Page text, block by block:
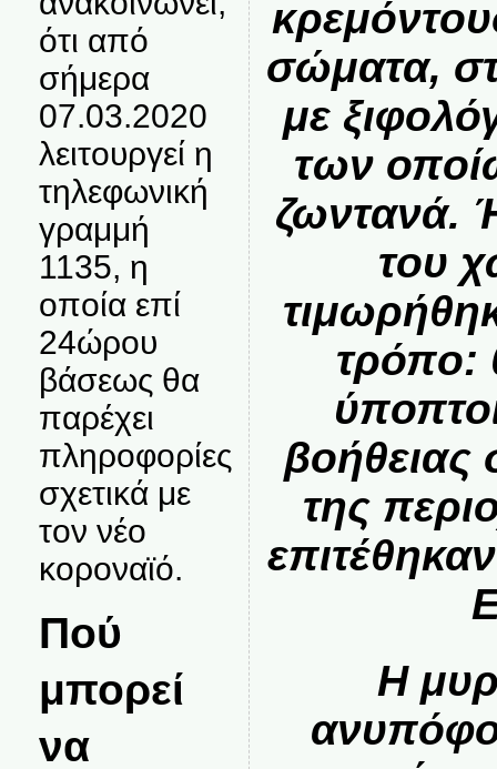
ότι από
σήμερα
07.03.2020
λειτουργεί η
τηλεφωνική
γραμμή
1135, η
οποία επί
24ώρου
βάσεως θα
παρέχει
πληροφορίες
σχετικά με
τον νέο
κοροναϊό.
Πού
μπορεί
να
σώματα,
με
των
ζωντανά.
του
τρόπο:
βοήθειας
της
Η